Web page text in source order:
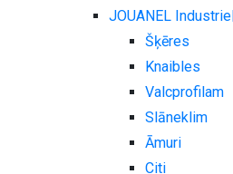
JOUANEL Industrie
Šķēres
Knaibles
Valcprofilam
Slāneklim
Āmuri
Citi